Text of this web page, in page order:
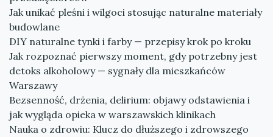
Jak unikać pleśni i wilgoci stosując naturalne materiały
budowlane
DIY naturalne tynki i farby — przepisy krok po kroku
Jak rozpoznać pierwszy moment, gdy potrzebny jest
detoks alkoholowy — sygnały dla mieszkańców
Warszawy
Bezsenność, drżenia, delirium: objawy odstawienia i
jak wygląda opieka w warszawskich klinikach
Nauka o zdrowiu: Klucz do dłuższego i zdrowszego